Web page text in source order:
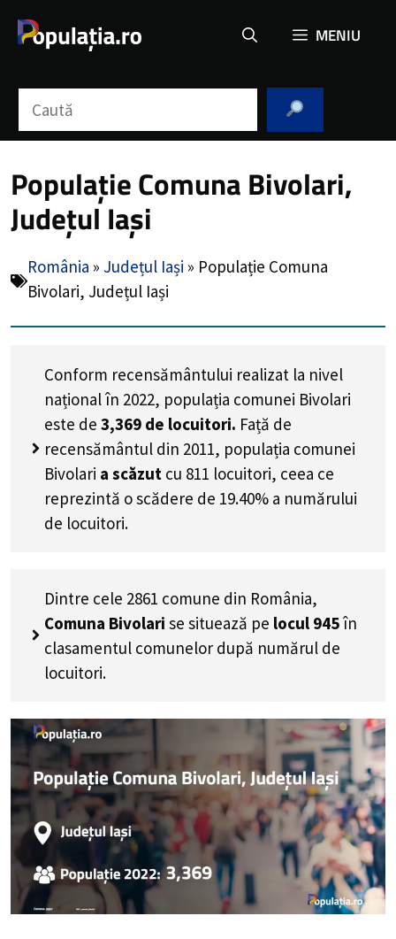
MENIU
Populație Comuna Bivolari,
Județul Iași
România » Județul Iași » Populație Comuna
Bivolari, Județul Iași
Conform recensământului realizat la nivel
național în 2022, populația comunei Bivolari
este de 3,369 de locuitori. Față de
recensământul din 2011, populația comunei
Bivolari a scăzut cu 811 locuitori, ceea ce
reprezintă o scădere de 19.40% a numărului
de locuitori.
Dintre cele 2861 comune din România,
Comuna Bivolari se situează pe locul 945în
clasamentul comunelor după numărul de
locuitori.